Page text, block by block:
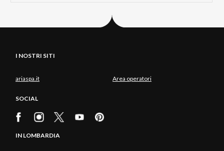
I NOSTRI SITI
ariaspa.it Area operatori
SOCIAL
IN LOMBARDIA